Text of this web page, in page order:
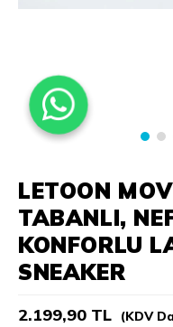
LETOON
TABANLI,
KONFORLU
SNEAKER
2.199,90 TL (KDV